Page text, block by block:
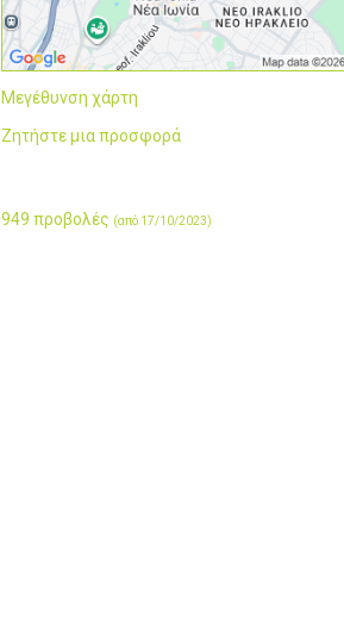
Μεγέθυνση χάρτη
Ζητήστε μια προσφορά
949 προβολές (από 17/10/2023)